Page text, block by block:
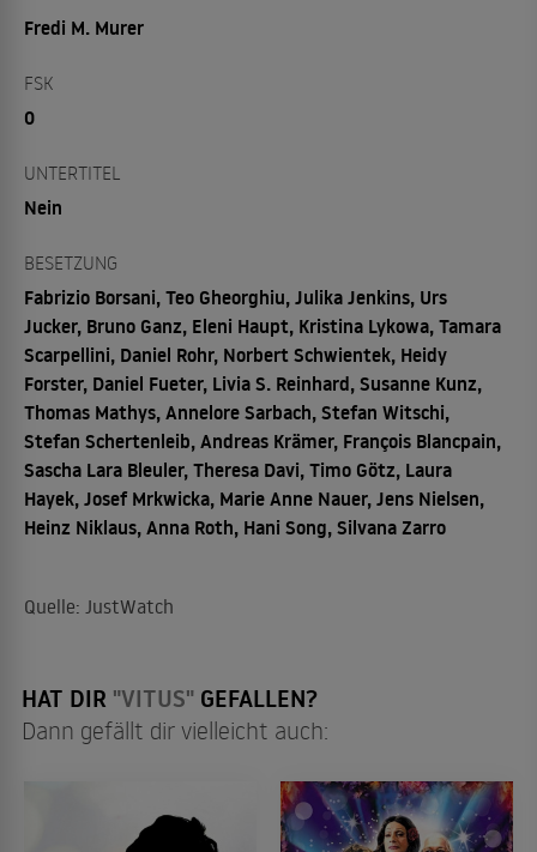
Fredi M. Murer
FSK
0
UNTERTITEL
Nein
BESETZUNG
Fabrizio Borsani, Teo Gheorghiu, Julika Jenkins, Urs
Jucker, Bruno Ganz, Eleni Haupt, Kristina Lykowa, Tamara
Scarpellini, Daniel Rohr, Norbert Schwientek, Heidy
Forster, Daniel Fueter, Livia S. Reinhard, Susanne Kunz,
Thomas Mathys, Annelore Sarbach, Stefan Witschi,
Stefan Schertenleib, Andreas Krämer, François Blancpain,
Sascha Lara Bleuler, Theresa Davi, Timo Götz, Laura
Hayek, Josef Mrkwicka, Marie Anne Nauer, Jens Nielsen,
Heinz Niklaus, Anna Roth, Hani Song, Silvana Zarro
Quelle: JustWatch
HAT DIR "VITUS" GEFALLEN?
Dann gefällt dir vielleicht auch: